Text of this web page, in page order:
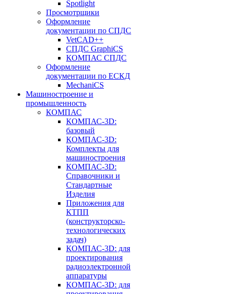
Spotlight
Просмотрщики
Оформление
документации по СПДС
VetCAD++
СПДС GraphiCS
КОМПАС СПДС
Оформление
документации по ЕСКД
MechaniCS
Машиностроение и
промышленность
КОМПАС
КОМПАС-3D:
базовый
КОМПАС-3D:
Комплекты для
машиностроения
КОМПАС-3D:
Справочники и
Стандартные
Изделия
Приложения для
КТПП
(конструкторско-
технологических
задач)
КОМПАС-3D: для
проектирования
радиоэлектронной
аппаратуры
КОМПАС-3D: для